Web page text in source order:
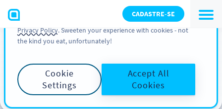
CADASTRE-SE
You can also find more information about cookies, our
analytic activities and your rights in ourCookie Policy and
Privacy Policy. Sweeten your experience with cookies - not
the kind you eat, unfortunately!
Cookie
Settings
Accept All
Cookies